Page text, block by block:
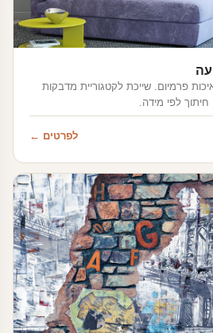
פרמיום. שייכת לקטגוריית מדבקות
לפרטים ←